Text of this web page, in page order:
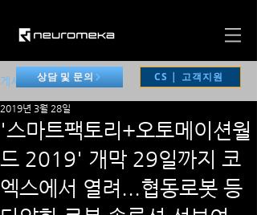
상담 및 문의 CS | 고객지원
게시물
'스마트팩토리+오토메이션월
드 2019' 개막 29일까지 코
엑스에서 열려...협동로봇 등
2019년 3월 28일